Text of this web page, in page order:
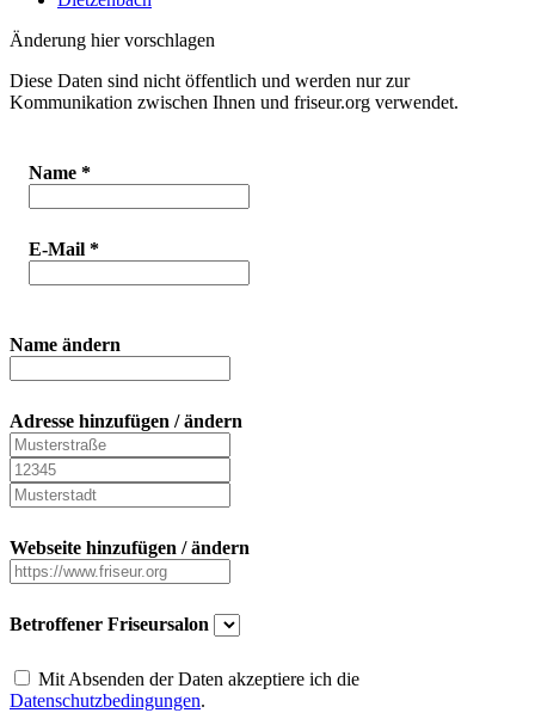
Änderung hier vorschlagen
Diese Daten sind nicht öffentlich und werden nur zur
Kommunikation zwischen Ihnen und friseur.org verwendet.
Name *
E-Mail *
Name ändern
Adresse hinzufügen / ändern
Webseite hinzufügen / ändern
Betroffener Friseursalon
Mit Absenden der Daten akzeptiere ich die
Datenschutzbedingungen.